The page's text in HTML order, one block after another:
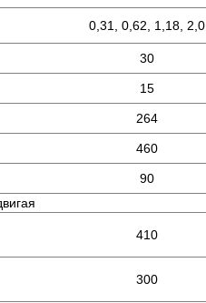
0,31, 0,62, 1,18, 2,0
30
15
264
460
90
410
300